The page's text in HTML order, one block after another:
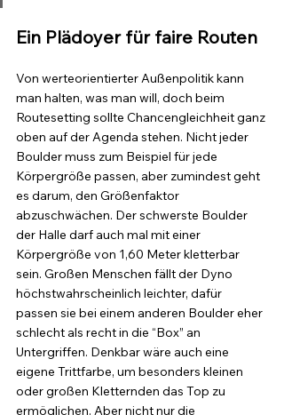
Ein Plädoyer für faire Routen
Von werteorientierter Außenpolitik kann
man halten, was man will, doch beim
Routesetting sollte Chancengleichheit ganz
oben auf der Agenda stehen. Nicht jeder
Boulder muss zum Beispiel für jede
Körpergröße passen, aber zumindest geht
es darum, den Größenfaktor
abzuschwächen. Der schwerste Boulder
der Halle darf auch mal mit einer
Körpergröße von 1,60 Meter kletterbar
sein. Großen Menschen fällt der Dyno
höchstwahrscheinlich leichter, dafür
passen sie bei einem anderen Boulder eher
schlecht als recht in die “Box” an
Untergriffen. Denkbar wäre auch eine
eigene Trittfarbe, um besonders kleinen
oder großen Kletternden das Top zu
ermöglichen. Aber nicht nur die